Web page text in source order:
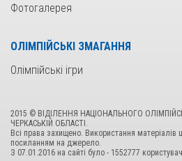
Фотогалерея
ОЛІМПІЙСЬКІ ЗМАГАННЯ
Олімпійські ігри
2015 © ВІДІЛЕННЯ НАЦІОНАЛЬНОГО
ЧЕРКАСЬКІЙ ОБЛАСТІ.
Всі права захищено. Використання матеріалів
посиланням на джерело.
З 07.01.2016 на сайтi було - 1552777